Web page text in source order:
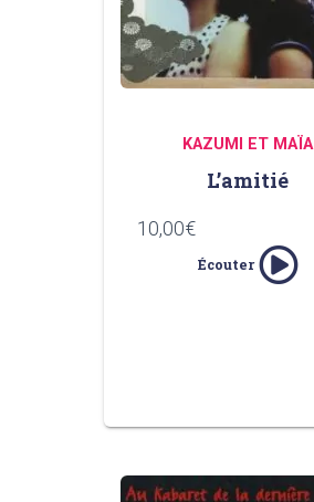
KAZUMI ET MAÏA
L’amitié
10,00€
Écouter